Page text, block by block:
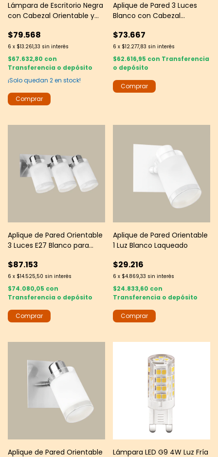
Lámpara de Escritorio Negra
con Cabezal Orientable y
$79.568
6 x $13.261,33 sin interés
$67.632,80 con
Transferencia o depósito
¡Solo quedan 2en stock!
Aplique de Pared 3 Luces
Blanco con Cabezal
$73.667
6 x $12.277,83 sin interés
$62.616,95 con Transferencia
o depósito
Aplique de Pared Orientable
3 Luces E27 Blanco para
$87.153
6 x $14.525,50 sin interés
$74.080,05 con
Transferencia o depósito
Aplique de Pared Orientable
1 Luz Blanco Laqueado
$29.216
6 x $4.869,33 sin interés
$24.833,60 con
Transferencia o depósito
Aplique de Pared Orientable
Lámpara LED G9 4W Luz Fría